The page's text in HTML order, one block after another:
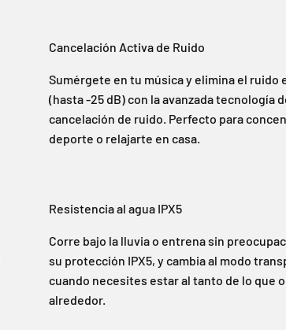
Cancelación Activa de Ruido
Sumérgete en tu música y elimina el ruido
(hasta -25 dB) con la avanzada tecnología
cancelación de ruido. Perfecto para
deporte o relajarte en casa.
Resistencia al agua IPX5
Corre bajo la lluvia o entrena sin
su protección IPX5, y cambia al modo
cuando necesites estar al tanto de lo que
alrededor.